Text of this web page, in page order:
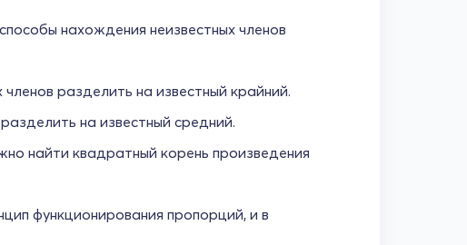
нахождения неизвестных членов
разделить на известный крайний.
на известный средний.
найти квадратный корень произведения
функционирования пропорций, и в